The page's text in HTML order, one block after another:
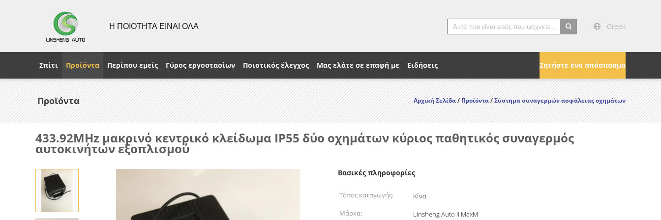
Η ΠΟΙΟΤΗΤΑ ΕΙΝΑΙ ΟΛΑ Greek
Ζητήστε ένα απόσπασμα
Σπίτι Προϊόντα Περίπου εμείς Γύρος εργοστασίων Ποιοτικός έλεγχος Μας ελάτε σε επαφή με Ειδήσεις
Προϊόντα Αρχική Σελίδα/Προϊόντα/Σύστημα συναγερμών ασφάλειας οχημάτων
433.92MHz μακρινό κεντρικό κλείδωμα IP55 δύο οχημάτων κύριος παθητικός συναγερμός
αυτοκινήτων εξοπλισμού
Βασικές πληροφορίες
Τόπος καταγωγής:
Κίνα
Μάρκα:
Linsheng Auto II MaxM